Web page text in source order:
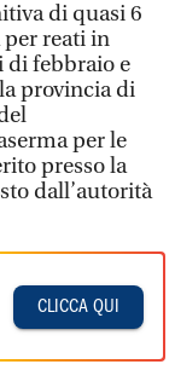
di quasi 6
reati in
di febbraio e
provincia di
per le
presso la
dall’autorità
CLICCA QUI